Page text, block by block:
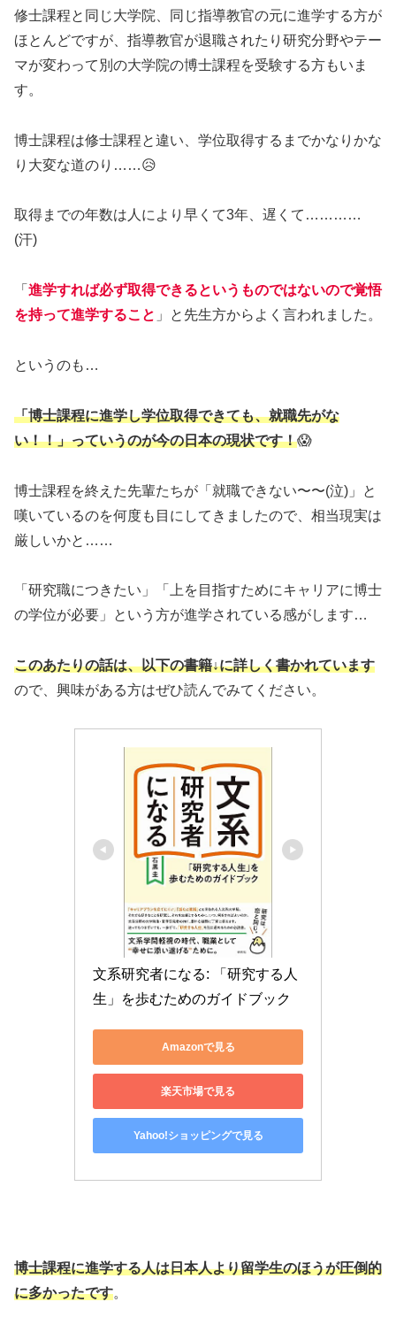
修士課程と同じ大学院、同じ指導教官の元に進学する方が
ほとんどですが、指導教官が退職されたり研究分野やテー
マが変わって別の大学院の博士課程を受験する方もいま
す。
博士課程は修士課程と違い、学位取得するまでかなりかな
り大変な道のり……😥
取得までの年数は人により早くて3年、遅くて…………
(汗)
「 進学すれば必ず取得できるというものではないので覚悟
を持って進学すること 」と先生方からよく言われました。
というのも…
「博士課程に進学し学位取得できても、就職先がな
い！！」っていうのが今の日本の現状です！😱
博士課程を終えた先輩たちが「就職できない〜〜(泣)」と
嘆いているのを何度も目にしてきましたので、相当現実は
厳しいかと……
「研究職につきたい」「上を目指すためにキャリアに博士
の学位が必要」という方が進学されている感がします…
このあたりの話は、以下の書籍↓に詳しく書かれています
ので、興味がある方はぜひ読んでみてください。
文系研究者になる: 「研究する人
生」を歩むためのガイドブック
Amazonで見る
楽天市場で見る
Yahoo!ショッピングで見る
博士課程に進学する人は日本人より留学生のほうが圧倒的
に多かったです。